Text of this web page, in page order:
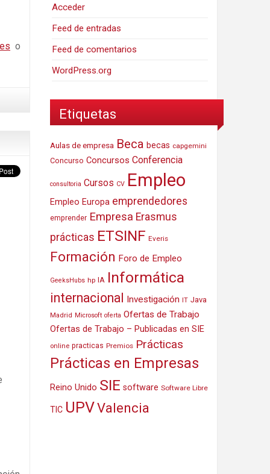
o
Acceder
Feed de entradas
Feed de comentarios
WordPress.org
Etiquetas
Aulas de empresa Beca becas capgemini
Concurso Concursos Conferencia
consultoria Cursos CV Empleo
Empleo Europa emprendedores
emprender Empresa Erasmus
prácticas ETSINF Everis
Formación Foro de Empleo
GeeksHubs hp IA Informática
internacional Investigación IT Java
Madrid Microsoft oferta Ofertas de Trabajo
Ofertas de Trabajo – Publicadas en SIE
online practicas Premios Prácticas
Prácticas en Empresas
Reino Unido SIE software Software Libre
TIC UPVValencia